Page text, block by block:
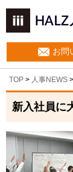
お問
TOP > 人事NEWS >
新入社員に